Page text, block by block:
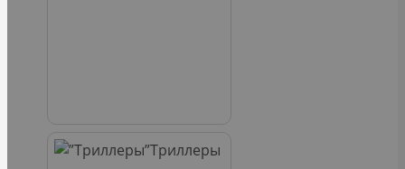
Триллеры